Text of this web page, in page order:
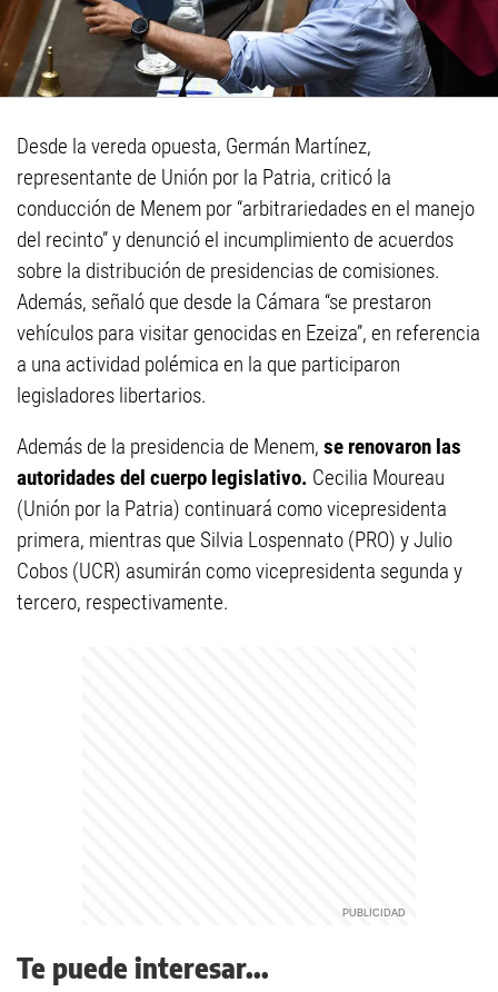
Desde la vereda opuesta, Germán Martínez,
representante de Unión por la Patria, criticó la
conducción de Menem por “arbitrariedades en el manejo
del recinto” y denunció el incumplimiento de acuerdos
sobre la distribución de presidencias de comisiones.
Además, señaló que desde la Cámara “se prestaron
vehículos para visitar genocidas en Ezeiza”, en referencia
a una actividad polémica en la que participaron
legisladores libertarios.
Además de la presidencia de Menem, se renovaron las
autoridades del cuerpo legislativo. Cecilia Moureau
(Unión por la Patria) continuará como vicepresidenta
primera, mientras que Silvia Lospennato (PRO) y Julio
Cobos (UCR) asumirán como vicepresidenta segunda y
tercero, respectivamente.
Te puede interesar...